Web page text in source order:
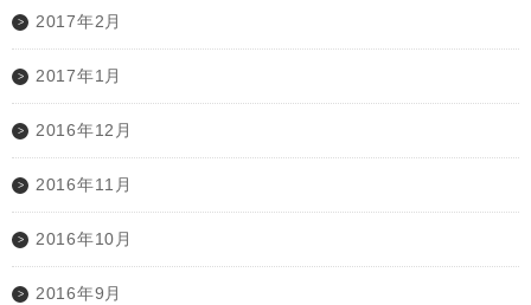
2017年2月
2017年1月
2016年12月
2016年11月
2016年10月
2016年9月